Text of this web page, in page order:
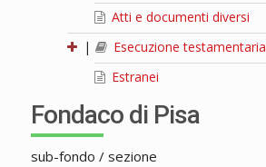
Atti e documenti diversi
|
Esecuzione testamentaria
Estranei
Fondaco di Pisa
sub-fondo / sezione